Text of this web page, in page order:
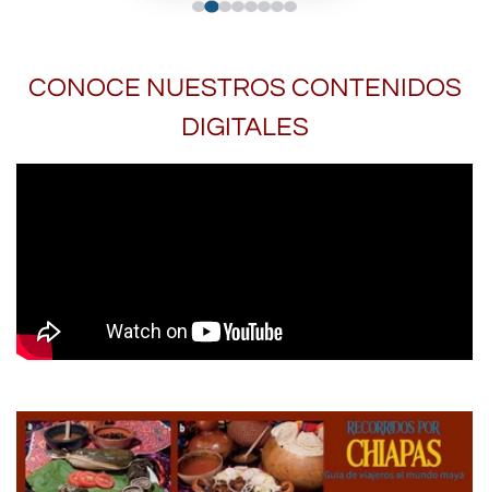
CONOCE NUESTROS CONTENIDOS
DIGITALES